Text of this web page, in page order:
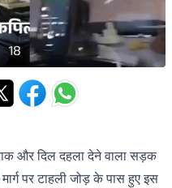
और दिल दहला देने वाला सड़क
पर टाहली जोड़ के पास हुए इस